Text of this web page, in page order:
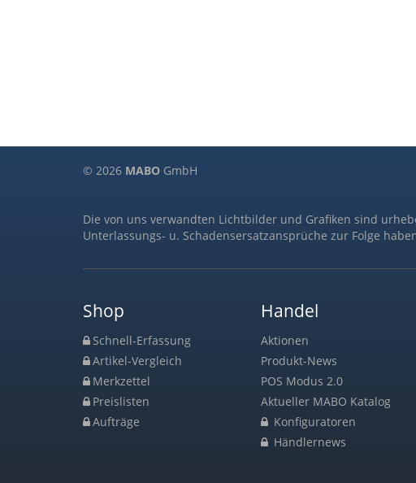
© 2026 MABO GmbH
Die von uns verwandten Lichtbilder und Grafiken sind
Unterlassungs- u. Schadensersatzansprüche zur Folge
Shop
Schnell-Erfassung
Artikel-Vergleich
Merkzettel
Preislisten
Aufträge
Handel
Aktionen
Produkt-News
POS Modus 2.0
Aktueller MABO Katalog
Konfiguratoren
Händlernews